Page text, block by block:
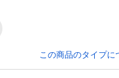
この商品のタイプに